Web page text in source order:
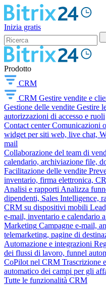
Inizia gratis
Prodotto
CRM
CRM Gestire vendite e
Gestione delle vendite Gestire
autorizzazioni di accesso e ruoli
Contact center Comunicazioni
widget per siti web, live chat,
mail
Collaborazione del team di
calendario, archiviazione file,
Facilitazione delle vendite
inventario, firma elettronica,
Analisi e rapporti Analizza
dipendenti, Sales Intelligence,
CRM su dispositivi mobili
e-mail, inventario e calendario
Marketing Campagne e-mail,
telemarketing, pagine di
Automazione e integrazioni
dei flussi di lavoro, funnel
CoPilot nel CRM Trascrizione
automatico dei campi per gli
Tutte le funzionalità CRM